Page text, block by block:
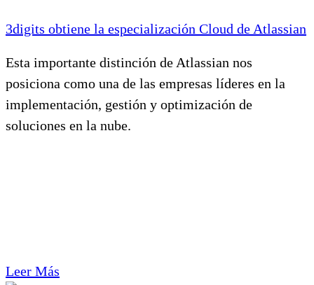
3digits obtiene la especialización Cloud de Atlassian
Esta importante distinción de Atlassian nos
posiciona como una de las empresas líderes en la
implementación, gestión y optimización de
soluciones en la nube.
Leer Más